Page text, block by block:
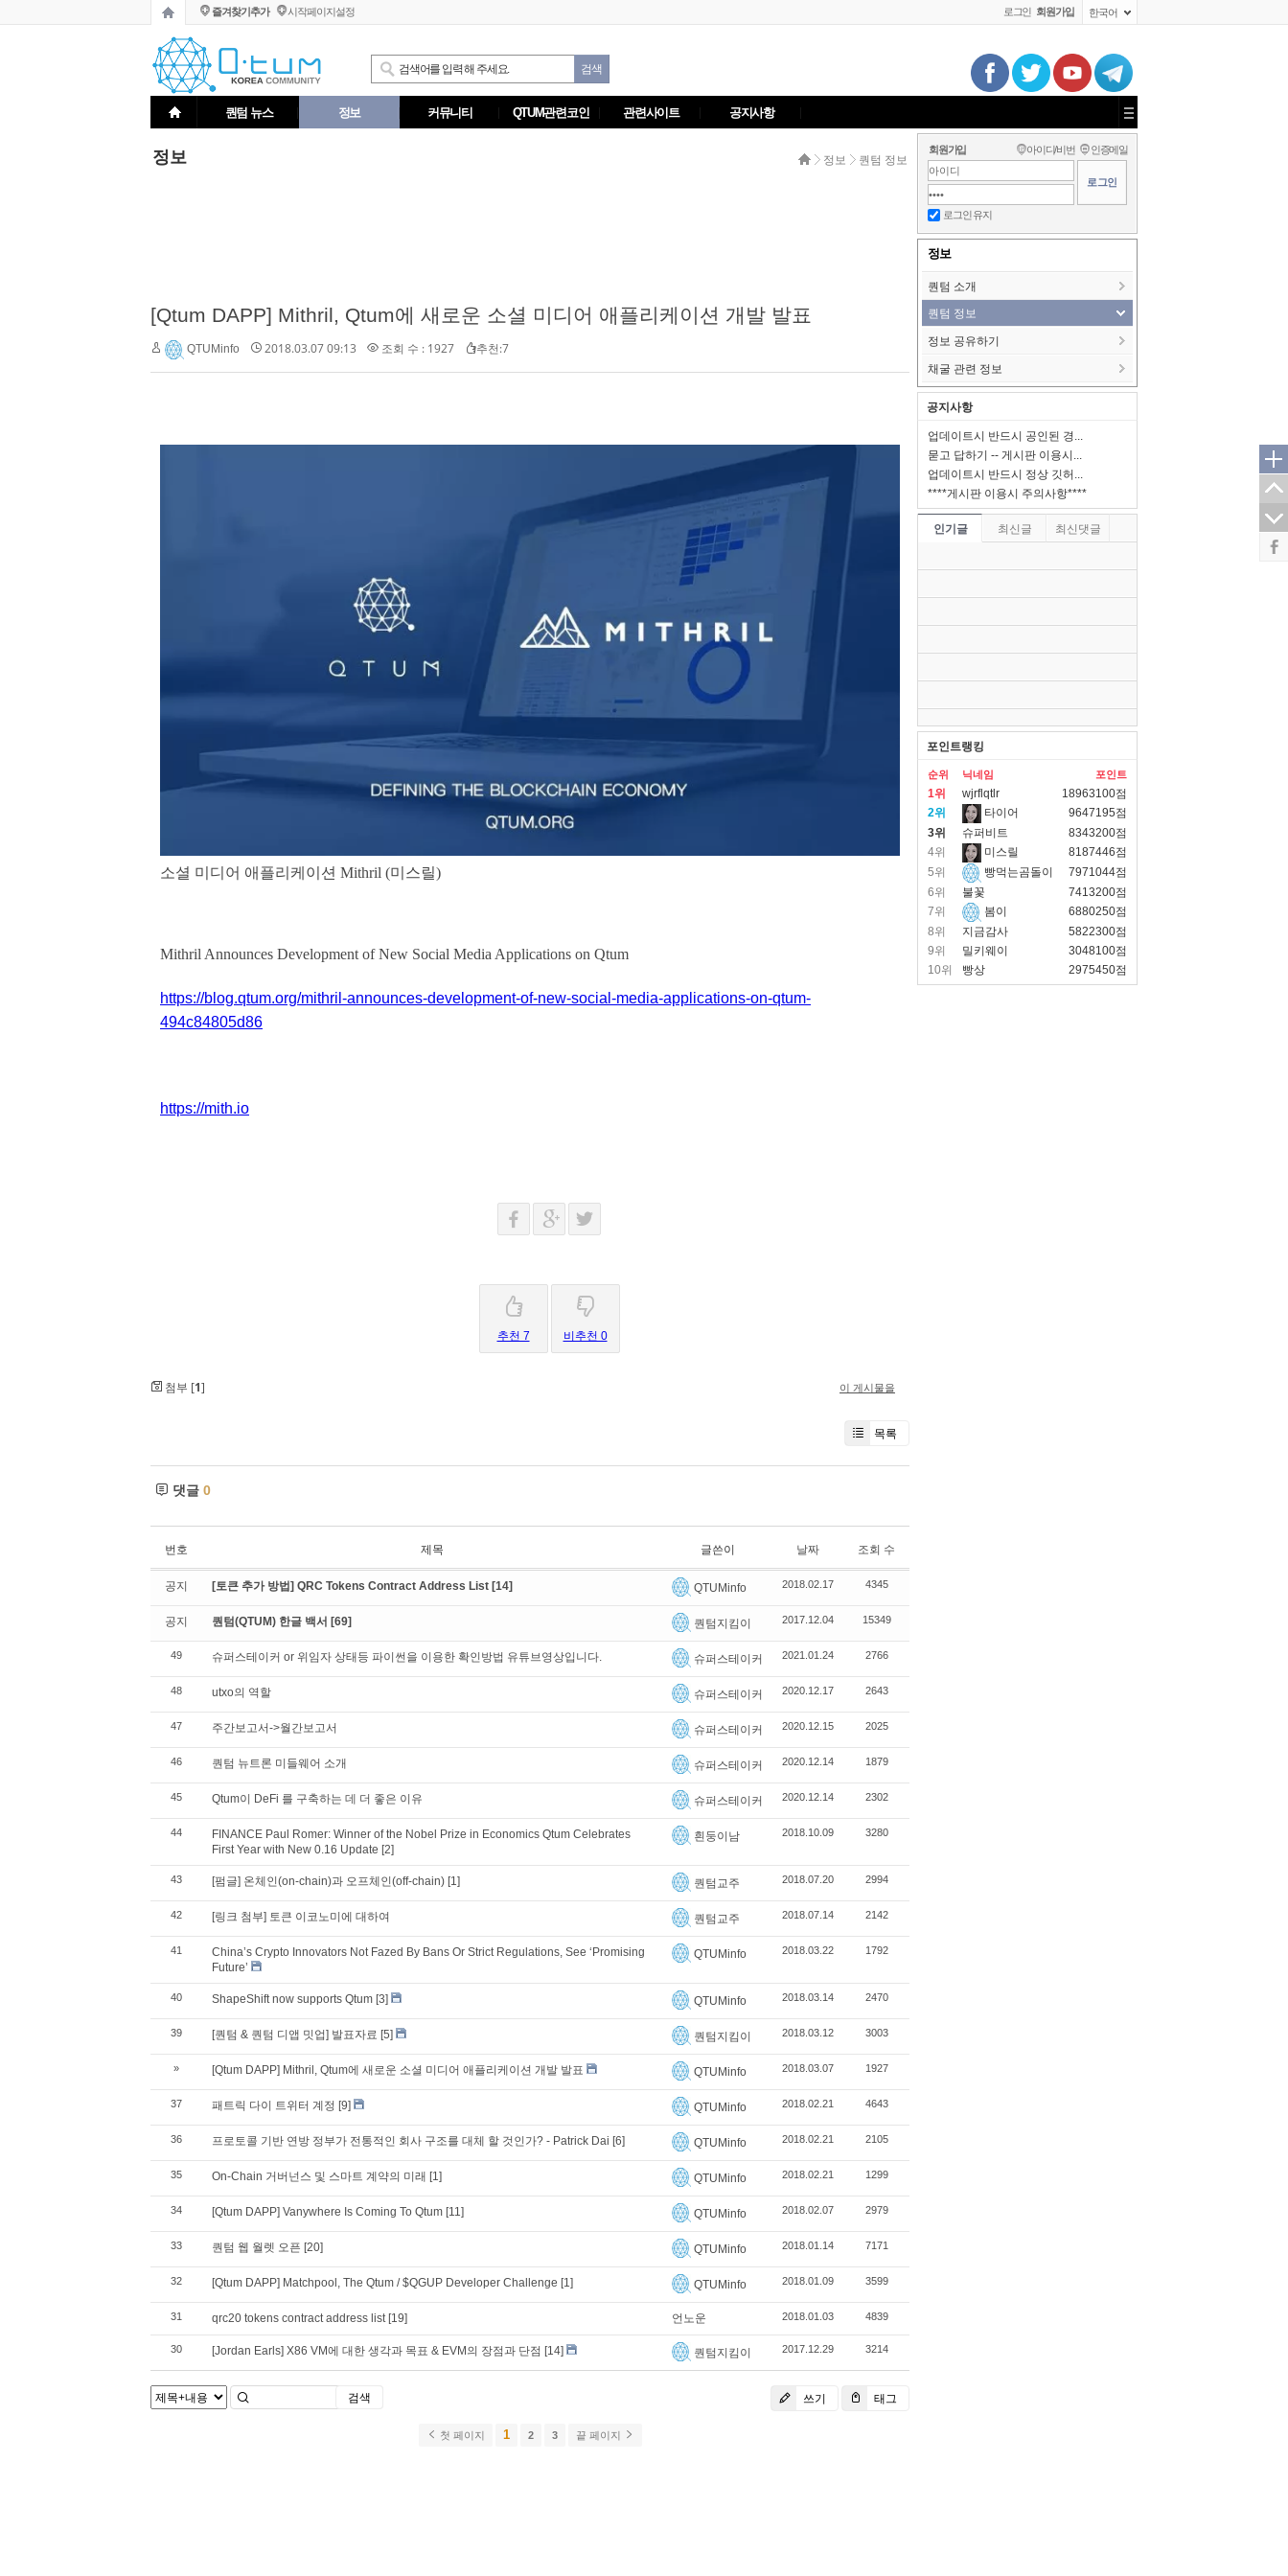
즐겨찾기추가 시작페이지설정 로그인 회원가입 한국어
퀀텀 뉴스 정보 커뮤니티 QTUM관련코인 관련사이트 공지사항
정보 정보 퀀텀 정보
[Qtum DAPP] Mithril, Qtum에 새로운 소셜 미디어 애플리케이션 개발 발표
QTUMinfo 2018.03.07 09:13 조회 수 : 1927 추천:7
소셜 미디어 애플리케이션 Mithril (미스릴)
Mithril Announces Development of New Social Media Applications on Qtum
https://blog.qtum.org/mithril-announces-development-of-new-social-media-applications-on-qtum-
494c84805d86
https://mith.io
추천 7 비추천 0
첨부 [1] 이 게시물을
목록
댓글 0
번호 제목 글쓴이 날짜 조회 수
공지 [토큰 추가 방법] QRC Tokens Contract Address List [14] QTUMinfo 2018.02.17 4345
공지 퀀텀(QTUM) 한글 백서 [69] 퀀텀지킴이 2017.12.04 15349
49 슈퍼스테이커 or 위임자 상태등 파이썬을 이용한 확인방법 유튜브영상입니다. 슈퍼스테이커 2021.01.24 2766
48 utxo의 역할 슈퍼스테이커 2020.12.17 2643
47 주간보고서->월간보고서 슈퍼스테이커 2020.12.15 2025
46 퀀텀 뉴트론 미들웨어 소개 슈퍼스테이커 2020.12.14 1879
45 Qtum이 DeFi 를 구축하는 데 더 좋은 이유 슈퍼스테이커 2020.12.14 2302
44
FINANCE Paul Romer: Winner of the Nobel Prize in Economics Qtum Celebrates
First Year with New 0.16 Update [2]
흰둥이남 2018.10.09 3280
43 [펌글] 온체인(on-chain)과 오프체인(off-chain) [1] 퀀텀교주 2018.07.20 2994
42 [링크 첨부] 토큰 이코노미에 대하여 퀀텀교주 2018.07.14 2142
41
China’s Crypto Innovators Not Fazed By Bans Or Strict Regulations, See ‘Promising
Future’
QTUMinfo 2018.03.22 1792
40 ShapeShift now supports Qtum [3] QTUMinfo 2018.03.14 2470
39 [퀀텀 & 퀀텀 디앱 밋업] 발표자료 [5] 퀀텀지킴이 2018.03.12 3003
» [Qtum DAPP] Mithril, Qtum에 새로운 소셜 미디어 애플리케이션 개발 발표 QTUMinfo 2018.03.07 1927
37 패트릭 다이 트위터 계정 [9] QTUMinfo 2018.02.21 4643
36 프로토콜 기반 연방 정부가 전통적인 회사 구조를 대체 할 것인가? - Patrick Dai [6] QTUMinfo 2018.02.21 2105
35 On-Chain 거버넌스 및 스마트 계약의 미래 [1] QTUMinfo 2018.02.21 1299
34 [Qtum DAPP] Vanywhere Is Coming To Qtum [11] QTUMinfo 2018.02.07 2979
33 퀀텀 웹 월렛 오픈 [20] QTUMinfo 2018.01.14 7171
32 [Qtum DAPP] Matchpool, The Qtum / $QGUP Developer Challenge [1] QTUMinfo 2018.01.09 3599
31 qrc20 tokens contract address list [19] 언노운 2018.01.03 4839
30 [Jordan Earls] X86 VM에 대한 생각과 목표 & EVM의 장점과 단점 [14] 퀀텀지킴이 2017.12.29 3214
쓰기 태그
검색
첫 페이지 1 2 3 끝 페이지
회원가입 아이디/비번 인증메일
로그인 유지
정보
퀀텀 소개
퀀텀 정보
정보 공유하기
채굴 관련 정보
공지사항
업데이트시 반드시 공인된 경...
묻고 답하기 -- 게시판 이용시...
업데이트시 반드시 정상 깃허...
****게시판 이용시 주의사항****
인기글 최신글 최신댓글
포인트랭킹
순위 닉네임 포인트
1위 wjrflqtlr
18963100점
2위
타이어
9647195점
3위
슈퍼비트
8343200점
4위
미스릴
8187446점
5위
빵먹는곰돌이
7971044점
6위
불꽃
7413200점
7위
봄이
6880250점
8위
지금감사
5822300점
9위
밀키웨이
3048100점
10위
빵상 2975450점